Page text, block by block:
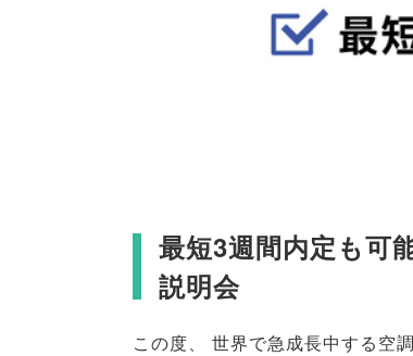
最短3週間内定も可
説明会
この度、 世界で急成長中する空